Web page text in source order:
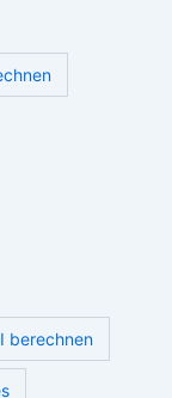
Sprache
konform